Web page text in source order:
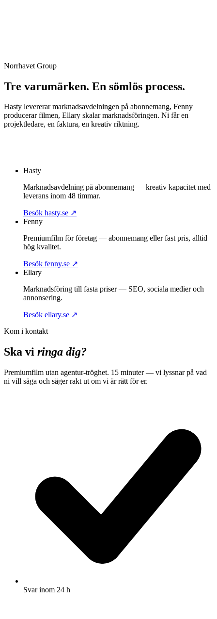
Boka strategimöte
Norrhavet Group
Tre varumärken. En sömlös process.
Hasty levererar marknadsavdelningen på abonnemang, Fenny
producerar filmen, Ellary skalar marknadsföringen. Ni får en
projektledare, en faktura, en kreativ riktning.
Boka strategimöte
Hasty
Marknadsavdelning på abonnemang — kreativ kapacitet med
leverans inom 48 timmar.
Besök hasty.se ↗
Fenny
Premiumfilm för företag — abonnemang eller fast pris, alltid
hög kvalitet.
Besök fenny.se ↗
Ellary
Marknadsföring till fasta priser — SEO, sociala medier och
annonsering.
Besök ellary.se ↗
Kom i kontakt
Ska vi ringa dig?
Premiumfilm utan agentur-tröghet. 15 minuter — vi lyssnar på vad
ni vill säga och säger rakt ut om vi är rätt för er.
Svar inom 24 h